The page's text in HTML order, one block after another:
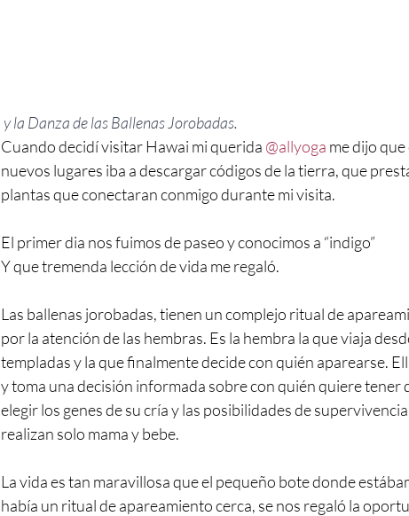
y la Danza de las Ballenas Jorobadas.
Cuando decidí visitar Hawai mi querida @allyoga me dijo
nuevos lugares iba a descargar códigos de la tierra, que
plantas que conectaran conmigo durante mi visita.
El primer dia nos fuimos de paseo y conocimos a “indigo”
Y que tremenda lección de vida me regaló.
Las ballenas jorobadas, tienen un complejo ritual de
por la atención de las hembras. Es la hembra la que viaja
templadas y la que finalmente decide con quién aparearse.
y toma una decisión informada sobre con quién quiere tener
elegir los genes de su cría y las posibilidades de
realizan solo mama y bebe.
La vida es tan maravillosa que el pequeño bote donde
había un ritual de apareamiento cerca, se nos regaló la